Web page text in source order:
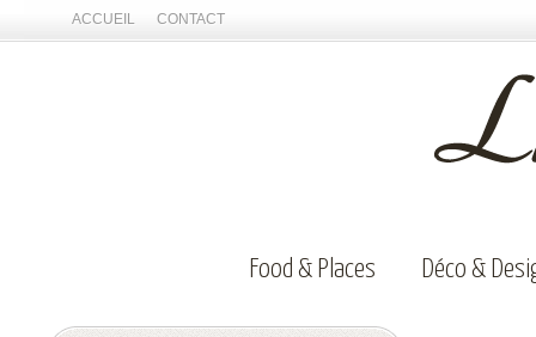
ACCUEIL CONTACT
Food & Places Déco &